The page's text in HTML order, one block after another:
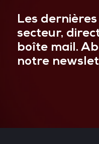
Les
secteur,
boîte mail.
notre